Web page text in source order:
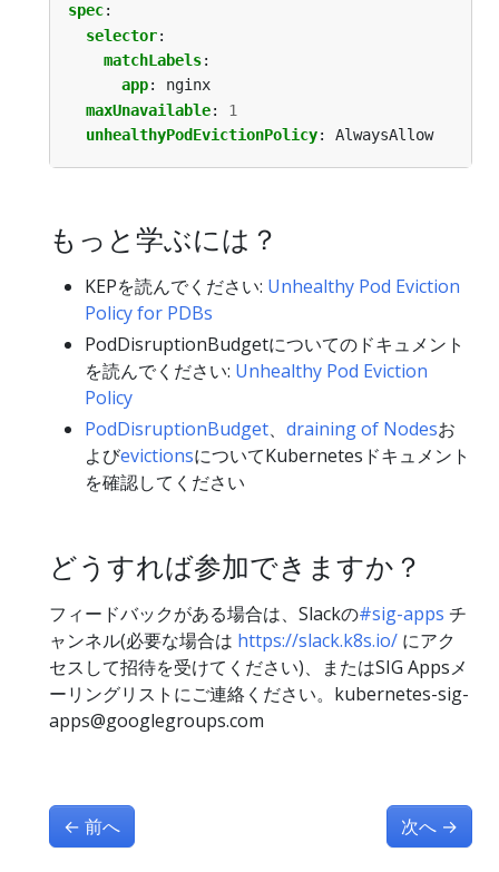
spec:
selector:
matchLabels:
app:
nginx
maxUnavailable:
1
unhealthyPodEvictionPolicy: AlwaysAllow
もっと学ぶには？
KEPを読んでください: Unhealthy Pod Eviction
Policy for PDBs
PodDisruptionBudgetについてのドキュメント
を読んでください: Unhealthy Pod Eviction
Policy
PodDisruptionBudget、 draining of Nodesお
よびevictionsについてKubernetesドキュメント
を確認してください
どうすれば参加できますか？
フィードバックがある場合は、Slackの#sig-apps チ
ャンネル(必要な場合は https://slack.k8s.io/ にアク
セスして招待を受けてください)、またはSIG Appsメ
ーリングリストにご連絡ください。kubernetes-sig-
apps@googlegroups.com
← 前へ 次へ →